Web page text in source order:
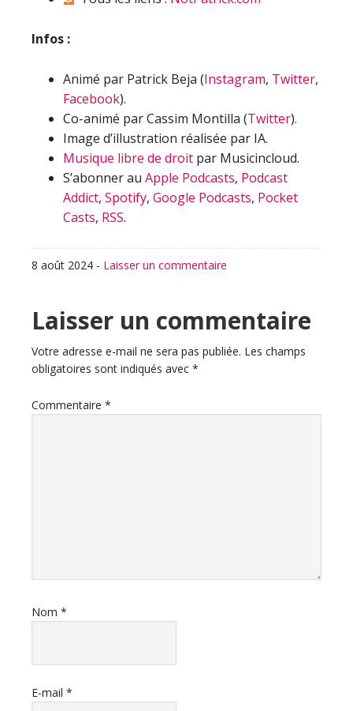
Infos :
Animé par Patrick Beja (Instagram, Twitter,
Facebook).
Co-animé par Cassim Montilla (Twitter).
Image d’illustration réalisée par IA.
Musique libre de droit par Musicincloud.
S’abonner au Apple Podcasts, Podcast
Addict, Spotify, Google Podcasts, Pocket
Casts, RSS.
8 août 2024 - Laisser un commentaire
Interactions
du
lecteur
Laisser un commentaire
Votre adresse e-mail ne sera pas publiée. Les champs
obligatoires sont indiqués avec *
Commentaire *
Nom *
E-mail *